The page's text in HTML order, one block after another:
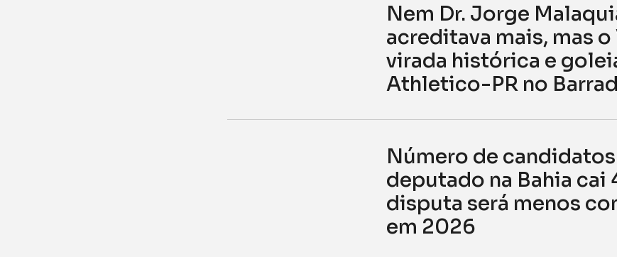
Nem Dr. Jorge
acreditava mais, mas
virada histórica e
Athletico-PR no
Número de candidatos
deputado na Bahia cai
disputa será menos
em 2026